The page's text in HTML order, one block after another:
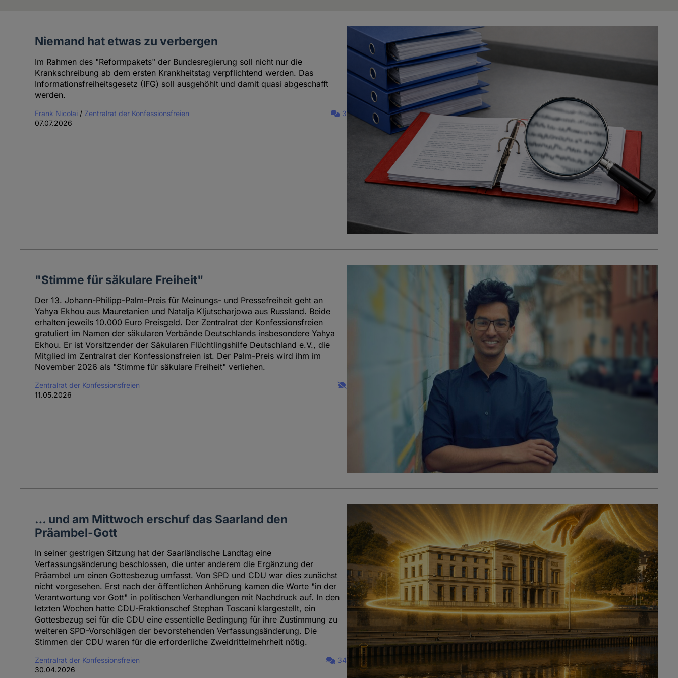
Artikel
Autorin
Niemand hat etwas zu verbergen
Im Rahmen des "Reformpakets" der Bundesregierung soll nicht nur die
Krankschreibung ab dem ersten Krankheitstag verpflichtend werden. Das
Informationsfreiheitsgesetz (IFG) soll ausgehöhlt und damit quasi abgeschafft
werden.
Frank Nicolai/ Zentralrat der Konfessionsfreien
07.07.2026
3
"Stimme für säkulare Freiheit"
Der 13. Johann-Philipp-Palm-Preis für Meinungs- und Pressefreiheit geht an
Yahya Ekhou aus Mauretanien und Natalja Kljutscharjowa aus Russland. Beide
erhalten jeweils 10.000 Euro Preisgeld. Der Zentralrat der Konfessionsfreien
gratuliert im Namen der säkularen Verbände Deutschlands insbesondere Yahya
Ekhou. Er ist Vorsitzender der Säkularen Flüchtlingshilfe Deutschland e.V., die
Mitglied im Zentralrat der Konfessionsfreien ist. Der Palm-Preis wird ihm im
November 2026 als "Stimme für säkulare Freiheit" verliehen.
Zentralrat der Konfessionsfreien
11.05.2026
… und am Mittwoch erschuf das Saarland den
Präambel-Gott
In seiner gestrigen Sitzung hat der Saarländische Landtag eine
Verfassungsänderung beschlossen, die unter anderem die Ergänzung der
Präambel um einen Gottesbezug umfasst. Von SPD und CDU war dies zunächst
nicht vorgesehen. Erst nach der öffentlichen Anhörung kamen die Worte "in der
Verantwortung vor Gott" in politischen Verhandlungen mit Nachdruck auf. In den
letzten Wochen hatte CDU-Fraktionschef Stephan Toscani klargestellt, ein
Gottesbezug sei für die CDU eine essentielle Bedingung für ihre Zustimmung zu
weiteren SPD-Vorschlägen der bevorstehenden Verfassungsänderung. Die
Stimmen der CDU waren für die erforderliche Zweidrittelmehrheit nötig.
Zentralrat der Konfessionsfreien
30.04.2026
34